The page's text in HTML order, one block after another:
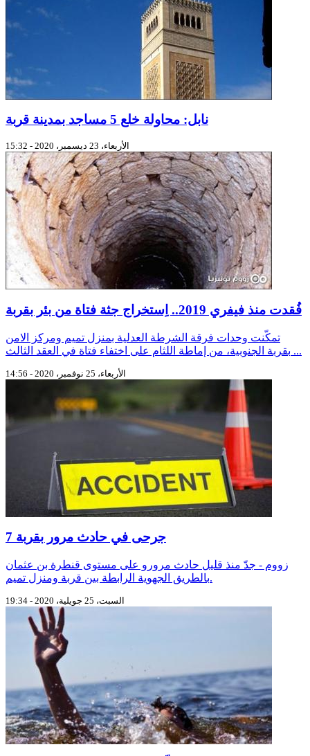
نابل: محاولة خلع 5 مساجد بمدينة قربة
الأربعاء، 23 ديسمبر، 2020 - 15:32
فُقدت منذ فيفري 2019.. اِستخراج جثة فتاة من بئر بقربة
تمكّنت وحدات فرقة الشرطة العدلية بمنزل تميم ومركز الامن
بقربة الجنوبية، من إماطة اللثام على اختفاء فتاة في العقد الثالث ...
الأربعاء، 25 نوفمبر، 2020 - 14:56
7 جرحى في حادث مرور بقربة
زووم - جدّ منذ قليل حادث مرورو على مستوى قنطرة بن عثمان
بالطريق الجهوية الرابطة بين قربة ومنزل تميم.
السبت، 25 جويلية، 2020 - 19:34